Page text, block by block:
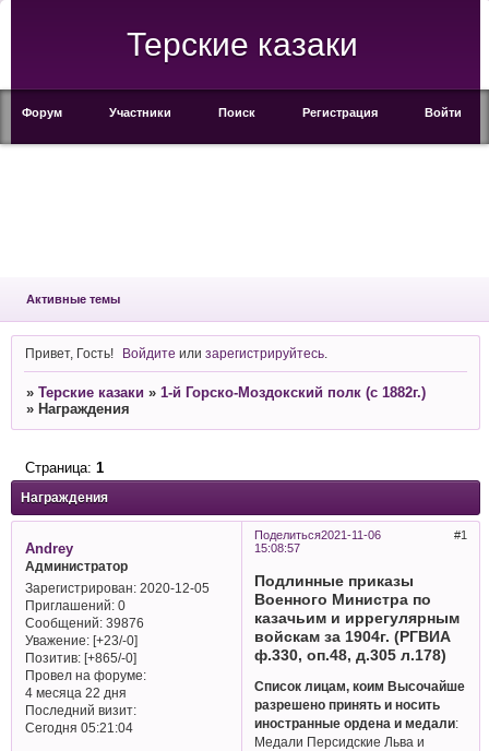
Терские казаки
Форум Участники Поиск Регистрация Войти
Активные темы
Привет, Гость! Войдите илизарегистрируйтесь
» Терские казаки » 1-й Горско-Моздокский полк (с 1882г.)
» Награждения
Награждения
Страница: 1
Поделиться 1
2021-11-06
15:08:57
Andrey
Администратор
Зарегистрирован: 2020-12-05
Приглашений:0
Сообщений:39876
Уважение: [+23/-0]
Позитив: [+865/-0]
Провел на форуме:
4 месяца 22 дня
Последний визит:
Сегодня 05:21:04
Подлинные приказы
Военного Министра по
казачьим и иррегулярным
войскам за 1904г. (РГВИА
ф.330, оп.48, д.305 л.178)
Список лицам, коим Высочайше
разрешено принять и носить
иностранные ордена и медали:
Медали Персидские Льва и